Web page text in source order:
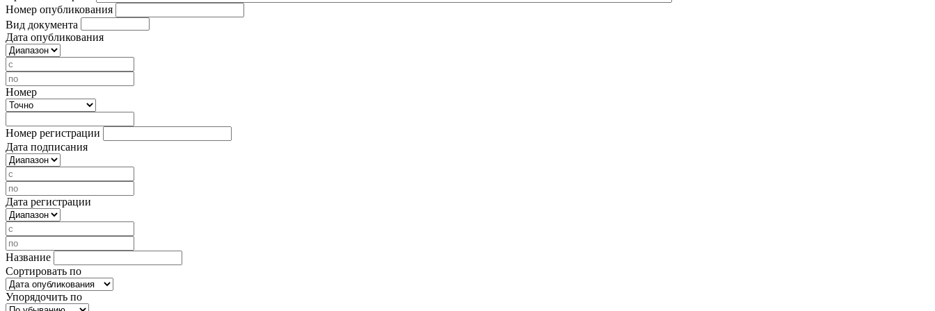
Номер опубликования
Вид документа
Дата опубликования
Номер
Номер регистрации
Дата подписания
Дата регистрации
Название
Сортировать по
Упорядочить по